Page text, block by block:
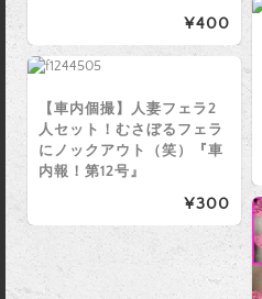
¥400
【車内個撮】人妻フェラ2
人セット！むさぼるフェラ
にノックアウト（笑）『車
内報！第12号』
¥300